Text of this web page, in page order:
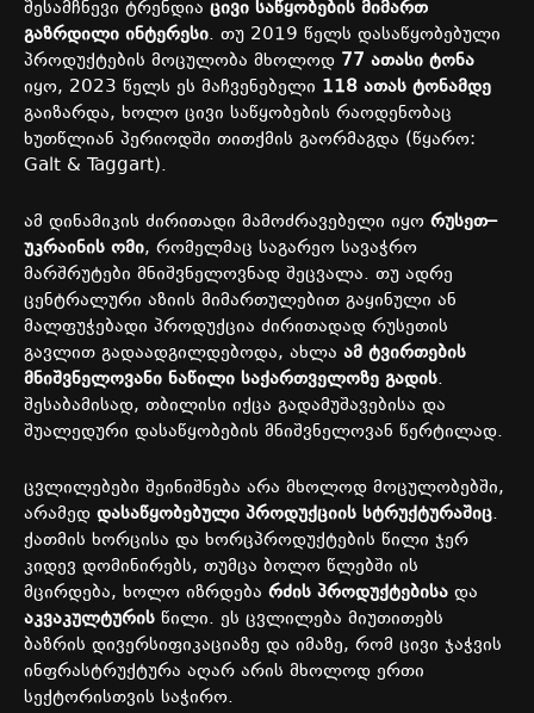
შესამჩნევი ტრენდია ცივი საწყობების მიმართ
გაზრდილი ინტერესი. თუ 2019 წელს დასაწყობებული
პროდუქტების მოცულობა მხოლოდ 77 ათასი ტონა
იყო, 2023 წელს ეს მაჩვენებელი 118 ათას ტონამდე
გაიზარდა, ხოლო ცივი საწყობების რაოდენობაც
ხუთწლიან პერიოდში თითქმის გაორმაგდა (წყარო:
Galt & Taggart).
ამ დინამიკის ძირითადი მამოძრავებელი იყო რუსეთ–
უკრაინის ომი, რომელმაც საგარეო სავაჭრო
მარშრუტები მნიშვნელოვნად შეცვალა. თუ ადრე
ცენტრალური აზიის მიმართულებით გაყინული ან
მალფუჭებადი პროდუქცია ძირითადად რუსეთის
გავლით გადაადგილდებოდა, ახლა ამ ტვირთების
მნიშვნელოვანი ნაწილი საქართველოზე გადის.
შესაბამისად, თბილისი იქცა გადამუშავებისა და
შუალედური დასაწყობების მნიშვნელოვან წერტილად.
ცვლილებები შეინიშნება არა მხოლოდ მოცულობებში,
არამედ დასაწყობებული პროდუქციის სტრუქტურაშიც.
ქათმის ხორცისა და ხორცპროდუქტების წილი ჯერ
კიდევ დომინირებს, თუმცა ბოლო წლებში ის
მცირდება, ხოლო იზრდება რძის პროდუქტებისა და
აკვაკულტურის წილი. ეს ცვლილება მიუთითებს
ბაზრის დივერსიფიკაციაზე და იმაზე, რომ ცივი ჯაჭვის
ინფრასტრუქტურა აღარ არის მხოლოდ ერთი
სექტორისთვის საჭირო.